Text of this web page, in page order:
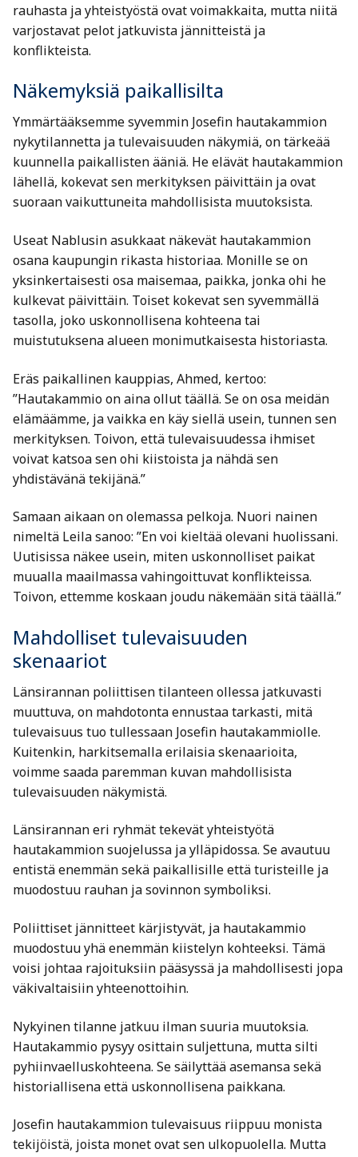
rauhasta ja yhteistyöstä ovat voimakkaita, mutta niitä
varjostavat pelot jatkuvista jännitteistä ja
konflikteista.
Näkemyksiä paikallisilta
Ymmärtääksemme syvemmin Josefin hautakammion
nykytilannetta ja tulevaisuuden näkymiä, on tärkeää
kuunnella paikallisten ääniä. He elävät hautakammion
lähellä, kokevat sen merkityksen päivittäin ja ovat
suoraan vaikuttuneita mahdollisista muutoksista.
Useat Nablusin asukkaat näkevät hautakammion
osana kaupungin rikasta historiaa. Monille se on
yksinkertaisesti osa maisemaa, paikka, jonka ohi he
kulkevat päivittäin. Toiset kokevat sen syvemmällä
tasolla, joko uskonnollisena kohteena tai
muistutuksena alueen monimutkaisesta historiasta.
Eräs paikallinen kauppias, Ahmed, kertoo:
”Hautakammio on aina ollut täällä. Se on osa meidän
elämäämme, ja vaikka en käy siellä usein, tunnen sen
merkityksen. Toivon, että tulevaisuudessa ihmiset
voivat katsoa sen ohi kiistoista ja nähdä sen
yhdistävänä tekijänä.”
Samaan aikaan on olemassa pelkoja. Nuori nainen
nimeltä Leila sanoo: ”En voi kieltää olevani huolissani.
Uutisissa näkee usein, miten uskonnolliset paikat
muualla maailmassa vahingoittuvat konflikteissa.
Toivon, ettemme koskaan joudu näkemään sitä täällä.”
Mahdolliset tulevaisuuden
skenaariot
Länsirannan poliittisen tilanteen ollessa jatkuvasti
muuttuva, on mahdotonta ennustaa tarkasti, mitä
tulevaisuus tuo tullessaan Josefin hautakammiolle.
Kuitenkin, harkitsemalla erilaisia skenaarioita,
voimme saada paremman kuvan mahdollisista
tulevaisuuden näkymistä.
Länsirannan eri ryhmät tekevät yhteistyötä
hautakammion suojelussa ja ylläpidossa. Se avautuu
entistä enemmän sekä paikallisille että turisteille ja
muodostuu rauhan ja sovinnon symboliksi.
Poliittiset jännitteet kärjistyvät, ja hautakammio
muodostuu yhä enemmän kiistelyn kohteeksi. Tämä
voisi johtaa rajoituksiin pääsyssä ja mahdollisesti jopa
väkivaltaisiin yhteenottoihin.
Nykyinen tilanne jatkuu ilman suuria muutoksia.
Hautakammio pysyy osittain suljettuna, mutta silti
pyhiinvaelluskohteena. Se säilyttää asemansa sekä
historiallisena että uskonnollisena paikkana.
Josefin hautakammion tulevaisuus riippuu monista
tekijöistä, joista monet ovat sen ulkopuolella. Mutta